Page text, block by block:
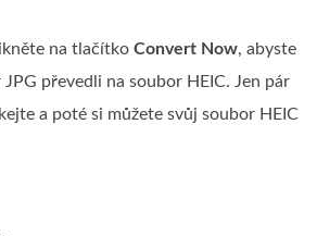
na tlačítkoConvert Now, abyste
převedli na soubor HEIC. Jen pár
a poté si můžete svůj soubor HEIC